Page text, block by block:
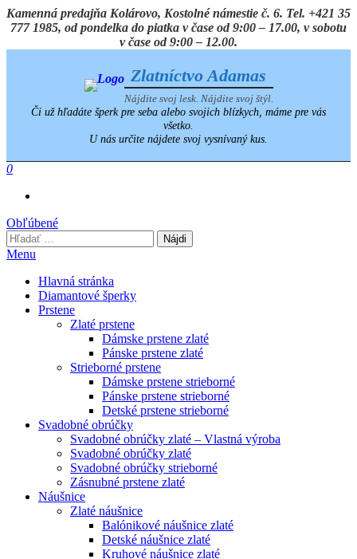
Preskočiť
na
Kamenná predajňa Kolárovo, Kostolné námestie č. 6. Tel. +421 35
777 1985, od pondelka do piatka v čase od 9:00 – 17.00, v sobotu
v čase od 9:00 – 12.00.
Zlatníctvo Adamas
Nájdite svoj lesk. Nájdite svoj štýl.
Či už hľadáte šperk pre seba alebo svojich blízkych, máme pre vás
všetko.
U nás určite nájdete svoj vysnívaný kus.
0
Obľúbené
Hľadať:
Menu
Hlavná stránka
Diamantové šperky
Prstene
Zlaté prstene
Dámske prstene zlaté
Pánske prstene zlaté
Strieborné prstene
Dámske prstene strieborné
Pánske prstene strieborné
Detské prstene strieborné
Svadobné obrúčky
Svadobné obrúčky zlaté – Vlastná výroba
Svadobné obrúčky zlaté
Svadobné obrúčky strieborné
Zásnubné prstene zlaté
Náušnice
Zlaté náušnice
Balónikové náušnice zlaté
Detské náušnice zlaté
Kruhové náušnice zlaté